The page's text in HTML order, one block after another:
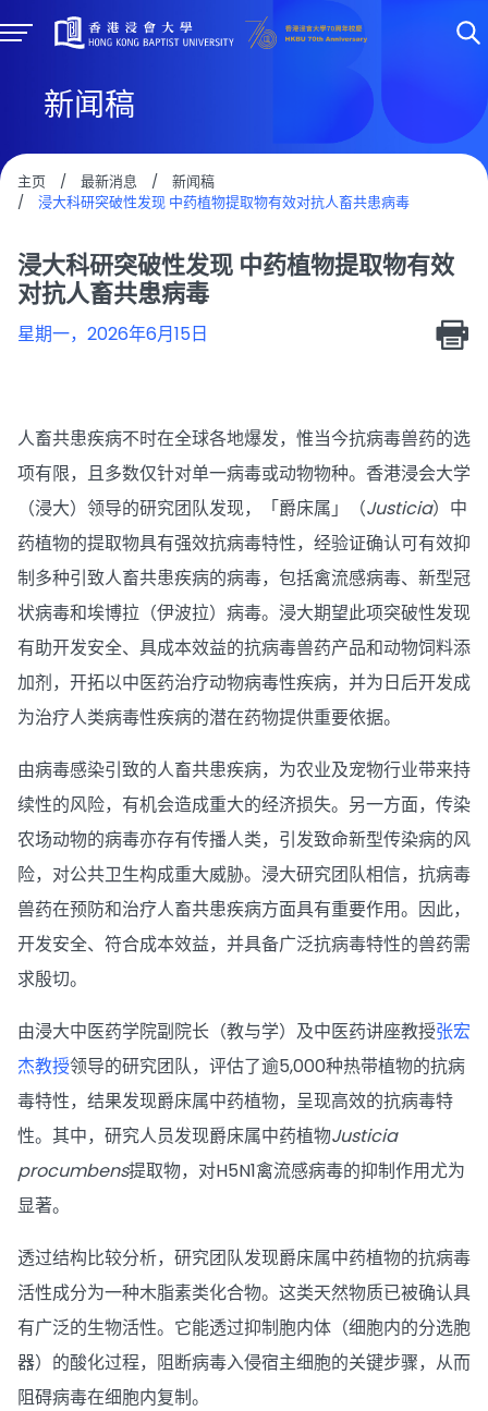
新闻稿
主页 / 最新消息 /
新闻稿
/
浸大科研突破性发现 中药植物提取物有效对抗人畜共患病毒
浸大科研突破性发现 中药植物提取物有效
对抗人畜共患病毒
星期一，2026年6月15日
人畜共患疾病不时在全球各地爆发，惟当今抗病毒兽药的选
项有限，且多数仅针对单一病毒或动物物种。香港浸会大学
（浸大）领导的研究团队发现，「爵床属」（Justicia）中
药植物的提取物具有强效抗病毒特性，经验证确认可有效抑
制多种引致人畜共患疾病的病毒，包括禽流感病毒、新型冠
状病毒和埃博拉（伊波拉）病毒。浸大期望此项突破性发现
有助开发安全、具成本效益的抗病毒兽药产品和动物饲料添
加剂，开拓以中医药治疗动物病毒性疾病，并为日后开发成
为治疗人类病毒性疾病的潜在药物提供重要依据。
由病毒感染引致的人畜共患疾病，为农业及宠物行业带来持
续性的风险，有机会造成重大的经济损失。另一方面，传染
农场动物的病毒亦存有传播人类，引发致命新型传染病的风
险，对公共卫生构成重大威胁。浸大研究团队相信，抗病毒
兽药在预防和治疗人畜共患疾病方面具有重要作用。因此，
开发安全、符合成本效益，并具备广泛抗病毒特性的兽药需
求殷切。
由浸大中医药学院副院长（教与学）及中医药讲座教授张宏
杰教授领导的研究团队，评估了逾5,000种热带植物的抗病
毒特性，结果发现爵床属中药植物，呈现高效的抗病毒特
性。其中，研究人员发现爵床属中药植物Justicia
procumbens提取物，对H5N1禽流感病毒的抑制作用尤为
显著。
透过结构比较分析，研究团队发现爵床属中药植物的抗病毒
活性成分为一种木脂素类化合物。这类天然物质已被确认具
有广泛的生物活性。它能透过抑制胞内体（细胞内的分选胞
器）的酸化过程，阻断病毒入侵宿主细胞的关键步骤，从而
阻碍病毒在细胞内复制。